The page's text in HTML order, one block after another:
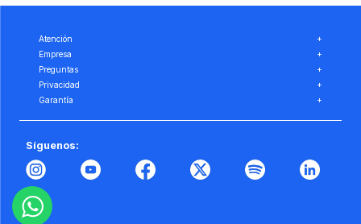
Atención
+
Empresa
+
Preguntas
+
Privacidad
+
Garantía
+
Síguenos: